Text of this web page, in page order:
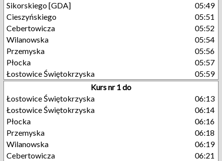
Sikorskiego [GDA]
05:49
Cieszyńskiego
05:51
Cebertowicza
05:52
Wilanowska
05:54
Przemyska
05:56
Płocka
05:57
Łostowice Świętokrzyska
05:59
Kurs nr 1 do
Łostowice Świętokrzyska
06:13
Łostowice Świętokrzyska
06:14
Płocka
06:16
Przemyska
06:18
Wilanowska
06:19
Cebertowicza
06:21